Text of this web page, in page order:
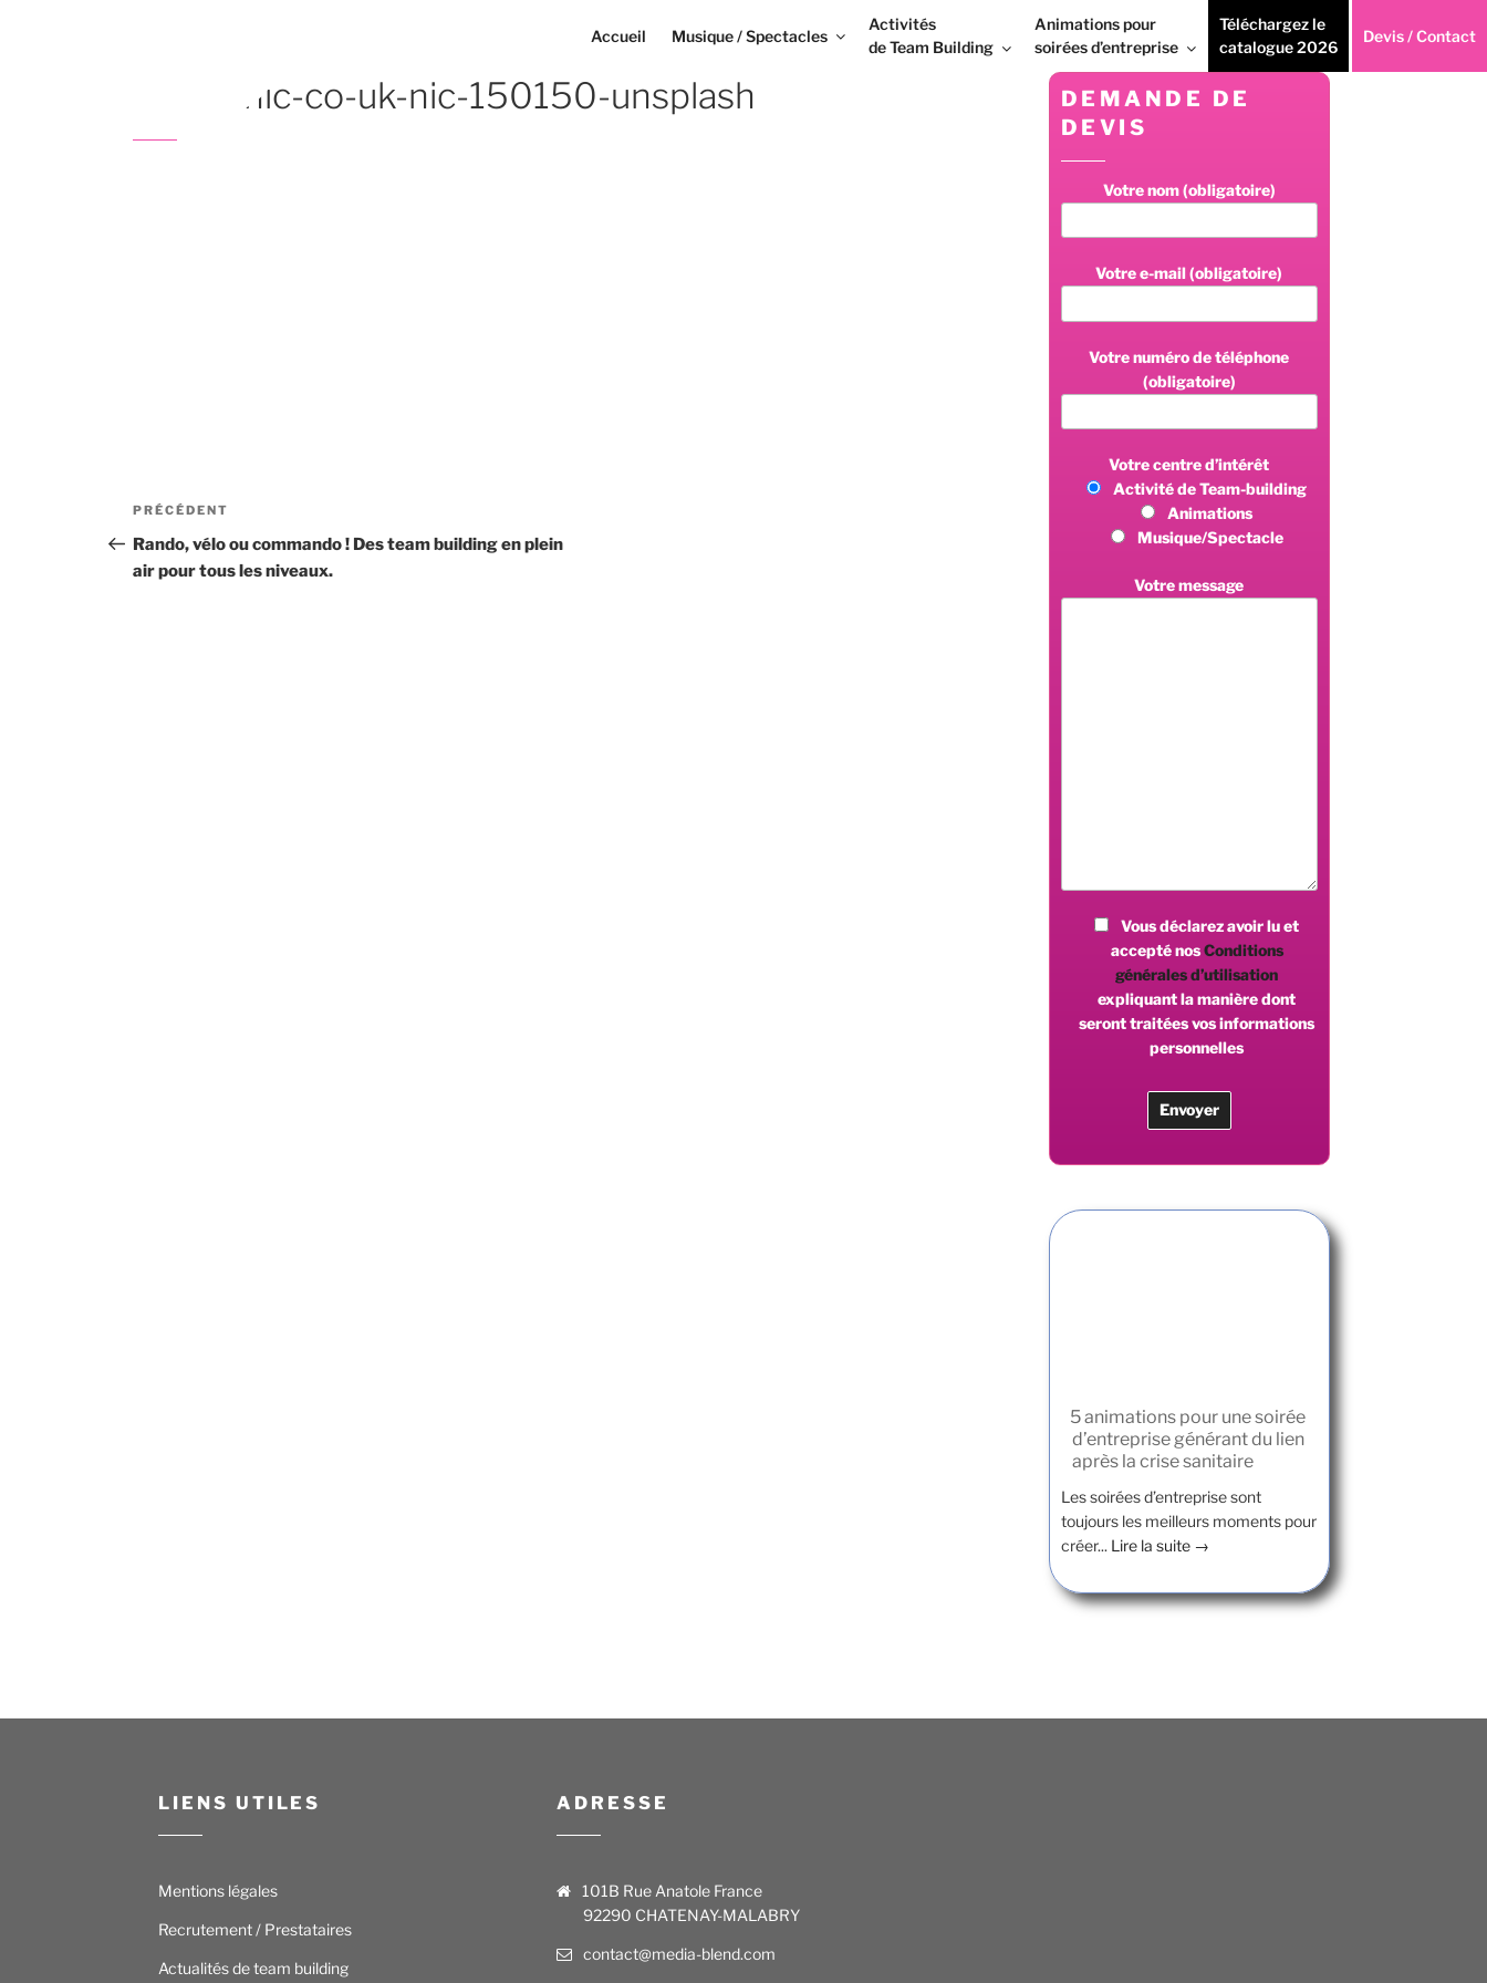
Accueil Musique / Spectacles
Activités
de Team Building
Animations pour
soirées d’entreprise
Téléchargez le
catalogue 2026
Devis / Contact
photo-nic-co-uk-nic-150150-unsplash
Navigation
de
l’article
Article
précédent
PRÉCÉDENT
Rando, vélo ou commando ! Des team building en plein
air pour tous les niveaux.
DEMANDE DE
DEVIS
Votre nom (obligatoire)
Votre e-mail (obligatoire)
Votre numéro de téléphone
(obligatoire)
Votre centre d’intérêt
Activité de Team-building
Animations
Musique/Spectacle
Votre message
Vous déclarez avoir lu et
accepté nosConditions
générales d’utilisation
expliquant la manière dont
seront traitées vos informations
personnelles
5 animations pour une soirée
d’entreprise générant du lien
après la crise sanitaire
Les soirées d’entreprise sont
toujours les meilleurs moments pour
créer... Lire la suite →
LIENS UTILES
Mentions légales
Recrutement / Prestataires
Actualités de team building
ADRESSE
101B Rue Anatole France
92290 CHATENAY-MALABRY
contact@media-blend.com